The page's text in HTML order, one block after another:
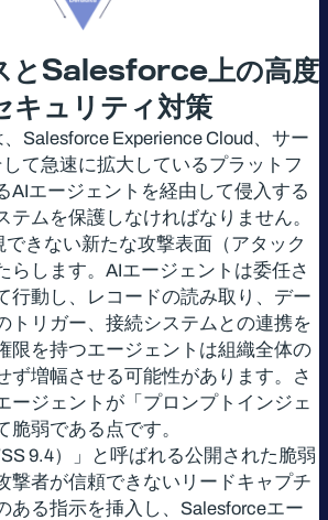
と Salesforce上の高度
キュリティ対策
Salesforce Experience Cloud、サー
して急速に拡大しているプラットフ
AIエージェントを経由して侵入する
テムを保護しなければなりません。
できない新たな攻撃表面（アタック
らします。AIエージェントは委任さ
行動し、レコードの読み取り、デー
トリガー、接続システムとの連携を
限を持つエージェントは組織全体の
ず増幅させる可能性があります。さ
ージェントが「プロンプトインジェ
脆弱である点です。
9.4）」と呼ばれる公開された脆弱
撃者が信頼できないリードキャプチ
ある指示を挿入し、Salesforceエー